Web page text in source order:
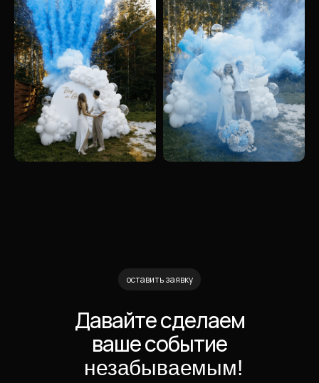
Давайте сделаем
ваше событие
незабываемым!
оставить заявку